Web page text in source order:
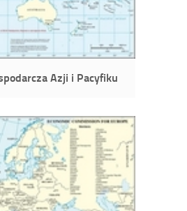
Azji i Pacyfiku